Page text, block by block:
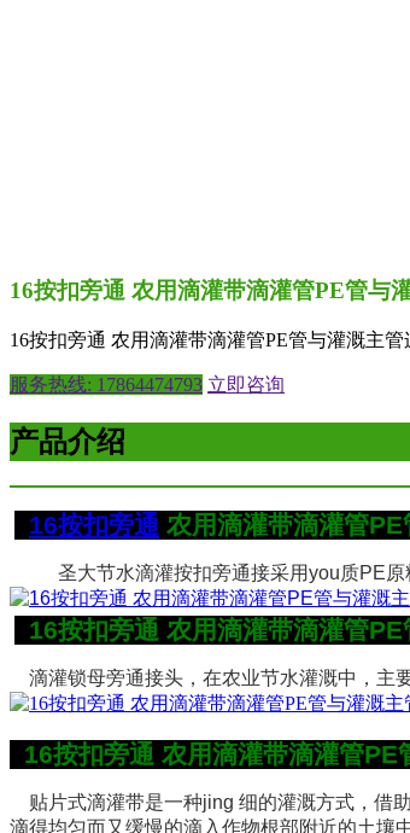
16按扣旁通 农用滴灌带滴灌管PE管与
16按扣旁通 农用滴灌带滴灌管PE管与灌溉主
服务热线: 17864474793 立即咨询
产品介绍
16按扣旁通农用滴灌带滴灌管
圣大节水滴灌按扣旁通接采用you质PE
16按扣旁通 农用滴灌带滴灌管
滴灌锁母旁通接头，在农业节水灌溉中，主
16按扣旁通 农用滴灌带滴灌管
贴片式滴灌带是一种jing 细的灌溉方式，借
滴得均匀而又缓慢的滴入作物根部附近的土壤